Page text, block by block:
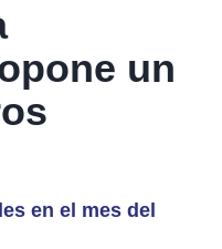
un
en el mes del